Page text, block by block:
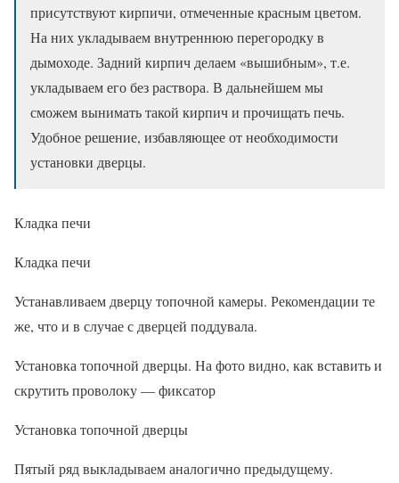
присутствуют кирпичи, отмеченные красным цветом.
На них укладываем внутреннюю перегородку в
дымоходе. Задний кирпич делаем «вышибным», т.е.
укладываем его без раствора. В дальнейшем мы
сможем вынимать такой кирпич и прочищать печь.
Удобное решение, избавляющее от необходимости
установки дверцы.
Кладка печи
Кладка печи
Устанавливаем дверцу топочной камеры. Рекомендации те
же, что и в случае с дверцей поддувала.
Установка топочной дверцы. На фото видно, как вставить и
скрутить проволоку — фиксатор
Установка топочной дверцы
Пятый ряд выкладываем аналогично предыдущему.